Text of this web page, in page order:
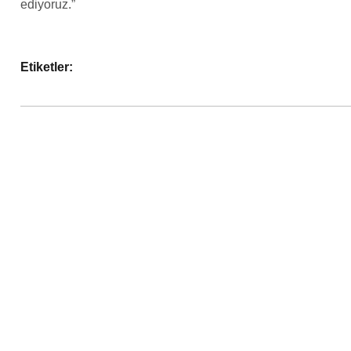
ediyoruz.”
Etiketler: